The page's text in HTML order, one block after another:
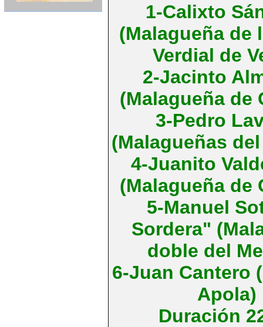
1-Calixto
(Malagueña de
Verdial de
2-Jacinto
(Malagueña de
3-Pedro
(Malagueñas
4-Juanito
(Malagueña de
5-Manuel
Sordera"
doble del
6-Juan Cantero
Apola)
Duración